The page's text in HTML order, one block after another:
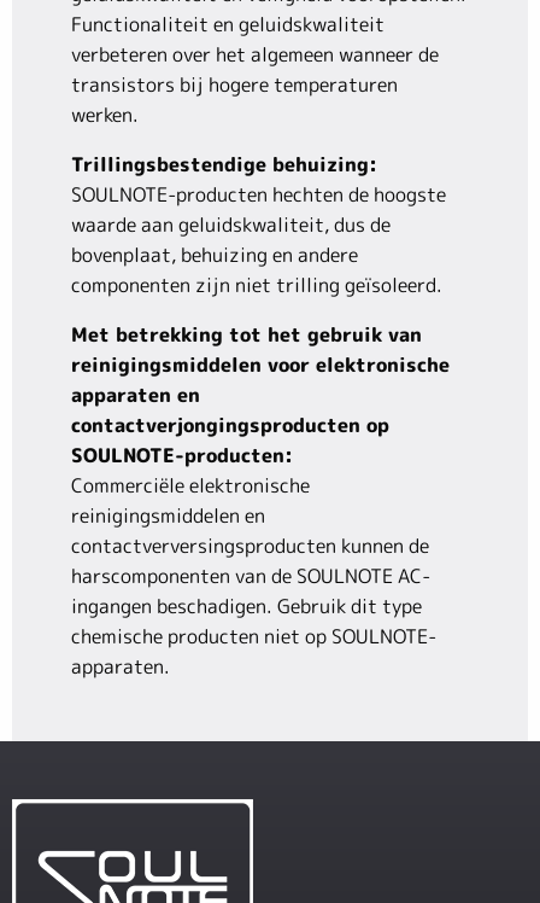
Functionaliteit en geluidskwaliteit
verbeteren over het algemeen wanneer de
transistors bij hogere temperaturen
werken.
Trillingsbestendige behuizing:
SOULNOTE-producten hechten de hoogste
waarde aan geluidskwaliteit, dus de
bovenplaat, behuizing en andere
componenten zijn niet trilling geïsoleerd.
Met betrekking tot het gebruik van
reinigingsmiddelen voor elektronische
apparaten en
contactverjongingsproducten op
SOULNOTE-producten:
Commerciële elektronische
reinigingsmiddelen en
contactverversingsproducten kunnen de
harscomponenten van de SOULNOTE AC-
ingangen beschadigen. Gebruik dit type
chemische producten niet op SOULNOTE-
apparaten.